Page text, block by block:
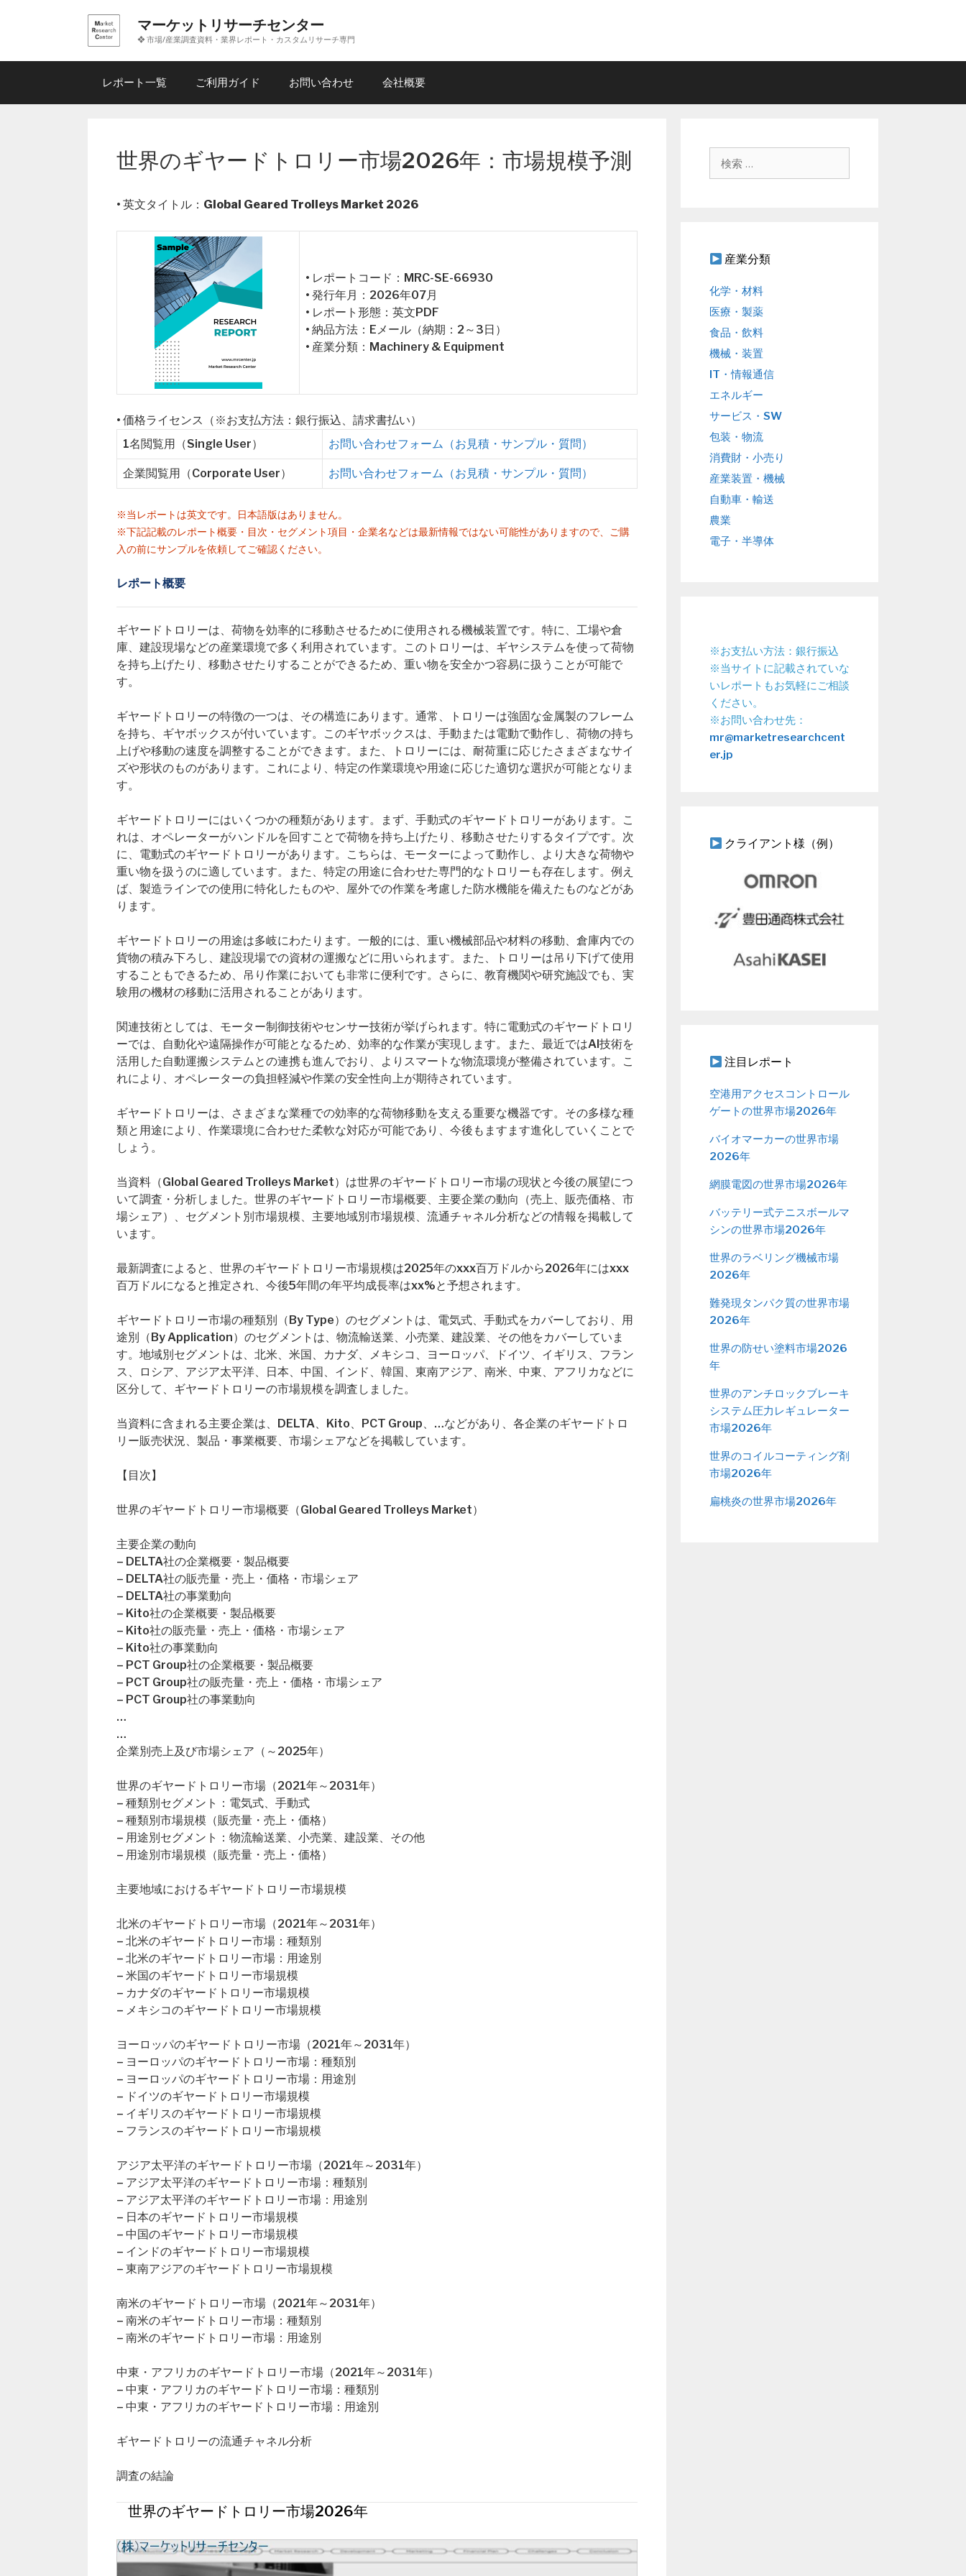
ン
マーケットリサーチセンター
❖ 市場/産業調査資料・業界レポート・カスタムリサーチ専門
レポート一覧 ご利用ガイド お問い合わせ 会社概要
世界のギヤードトロリー市場2026年：市場規模予測
• 英文タイトル： Global Geared Trolleys Market 2026
• レポートコード：MRC-SE-66930
• 発行年月：2026年07月
• レポート形態：英文PDF
• 納品方法：Eメール（納期：2～3日）
• 産業分類：Machinery & Equipment
• 価格ライセンス（※お支払方法：銀行振込、請求書払い）
1名閲覧用（Single User）
お問い合わせフォーム（お見積・サンプル・質問）
企業閲覧用（Corporate User） お問い合わせフォーム（お見積・サンプル・質問）
※当レポートは英文です。日本語版はありません。
※下記記載のレポート概要・目次・セグメント項目・企業名などは最新情報ではない可能性がありますので、ご購
入の前にサンプルを依頼してご確認ください。
レポート概要
ギヤードトロリーは、荷物を効率的に移動させるために使用される機械装置です。特に、工場や倉
庫、建設現場などの産業環境で多く利用されています。このトロリーは、ギヤシステムを使って荷物
を持ち上げたり、移動させたりすることができるため、重い物を安全かつ容易に扱うことが可能で
す。
ギヤードトロリーの特徴の一つは、その構造にあります。通常、トロリーは強固な金属製のフレーム
を持ち、ギヤボックスが付いています。このギヤボックスは、手動または電動で動作し、荷物の持ち
上げや移動の速度を調整することができます。また、トロリーには、耐荷重に応じたさまざまなサイ
ズや形状のものがあります。これにより、特定の作業環境や用途に応じた適切な選択が可能となりま
す。
ギヤードトロリーにはいくつかの種類があります。まず、手動式のギヤードトロリーがあります。こ
れは、オペレーターがハンドルを回すことで荷物を持ち上げたり、移動させたりするタイプです。次
に、電動式のギヤードトロリーがあります。こちらは、モーターによって動作し、より大きな荷物や
重い物を扱うのに適しています。また、特定の用途に合わせた専門的なトロリーも存在します。例え
ば、製造ラインでの使用に特化したものや、屋外での作業を考慮した防水機能を備えたものなどがあ
ります。
ギヤードトロリーの用途は多岐にわたります。一般的には、重い機械部品や材料の移動、倉庫内での
貨物の積み下ろし、建設現場での資材の運搬などに用いられます。また、トロリーは吊り下げて使用
することもできるため、吊り作業においても非常に便利です。さらに、教育機関や研究施設でも、実
験用の機材の移動に活用されることがあります。
関連技術としては、モーター制御技術やセンサー技術が挙げられます。特に電動式のギヤードトロリ
ーでは、自動化や遠隔操作が可能となるため、効率的な作業が実現します。また、最近ではAI技術を
活用した自動運搬システムとの連携も進んでおり、よりスマートな物流環境が整備されています。こ
れにより、オペレーターの負担軽減や作業の安全性向上が期待されています。
ギヤードトロリーは、さまざまな業種での効率的な荷物移動を支える重要な機器です。その多様な種
類と用途により、作業環境に合わせた柔軟な対応が可能であり、今後もますます進化していくことで
しょう。
当資料（Global Geared Trolleys Market）は世界のギヤードトロリー市場の現状と今後の展望につ
いて調査・分析しました。世界のギヤードトロリー市場概要、主要企業の動向（売上、販売価格、市
場シェア）、セグメント別市場規模、主要地域別市場規模、流通チャネル分析などの情報を掲載して
います。
最新調査によると、世界のギヤードトロリー市場規模は2025年のxxx百万ドルから2026年にはxxx
百万ドルになると推定され、今後5年間の年平均成長率はxx%と予想されます。
ギヤードトロリー市場の種類別（By Type）のセグメントは、電気式、手動式をカバーしており、用
途別（By Application）のセグメントは、物流輸送業、小売業、建設業、その他をカバーしていま
す。地域別セグメントは、北米、米国、カナダ、メキシコ、ヨーロッパ、ドイツ、イギリス、フラン
ス、ロシア、アジア太平洋、日本、中国、インド、韓国、東南アジア、南米、中東、アフリカなどに
区分して、ギヤードトロリーの市場規模を調査しました。
当資料に含まれる主要企業は、DELTA、Kito、PCT Group、…などがあり、各企業のギヤードトロ
リー販売状況、製品・事業概要、市場シェアなどを掲載しています。
【目次】
世界のギヤードトロリー市場概要（Global Geared Trolleys Market）
主要企業の動向
– DELTA社の企業概要・製品概要
– DELTA社の販売量・売上・価格・市場シェア
– DELTA社の事業動向
– Kito社の企業概要・製品概要
– Kito社の販売量・売上・価格・市場シェア
– Kito社の事業動向
– PCT Group社の企業概要・製品概要
– PCT Group社の販売量・売上・価格・市場シェア
– PCT Group社の事業動向
…
…
企業別売上及び市場シェア（～2025年）
世界のギヤードトロリー市場（2021年～2031年）
– 種類別セグメント：電気式、手動式
– 種類別市場規模（販売量・売上・価格）
– 用途別セグメント：物流輸送業、小売業、建設業、その他
– 用途別市場規模（販売量・売上・価格）
主要地域におけるギヤードトロリー市場規模
北米のギヤードトロリー市場（2021年～2031年）
– 北米のギヤードトロリー市場：種類別
– 北米のギヤードトロリー市場：用途別
– 米国のギヤードトロリー市場規模
– カナダのギヤードトロリー市場規模
– メキシコのギヤードトロリー市場規模
ヨーロッパのギヤードトロリー市場（2021年～2031年）
– ヨーロッパのギヤードトロリー市場：種類別
– ヨーロッパのギヤードトロリー市場：用途別
– ドイツのギヤードトロリー市場規模
– イギリスのギヤードトロリー市場規模
– フランスのギヤードトロリー市場規模
アジア太平洋のギヤードトロリー市場（2021年～2031年）
– アジア太平洋のギヤードトロリー市場：種類別
– アジア太平洋のギヤードトロリー市場：用途別
– 日本のギヤードトロリー市場規模
– 中国のギヤードトロリー市場規模
– インドのギヤードトロリー市場規模
– 東南アジアのギヤードトロリー市場規模
南米のギヤードトロリー市場（2021年～2031年）
– 南米のギヤードトロリー市場：種類別
– 南米のギヤードトロリー市場：用途別
中東・アフリカのギヤードトロリー市場（2021年～2031年）
– 中東・アフリカのギヤードトロリー市場：種類別
– 中東・アフリカのギヤードトロリー市場：用途別
ギヤードトロリーの流通チャネル分析
調査の結論
世界のギヤードトロリー市場2026年
産業分類
化学・材料
医療・製薬
食品・飲料
機械・装置
IT・情報通信
エネルギー
サービス・SW
包装・物流
消費財・小売り
産業装置・機械
自動車・輸送
農業
電子・半導体
※お支払い方法：銀行振込
※当サイトに記載されていな
いレポートもお気軽にご相談
ください。
※お問い合わせ先：
mr@marketresearchcent
er.jp
クライアント様（例）
注目レポート
空港用アクセスコントロール
ゲートの世界市場2026年
バイオマーカーの世界市場
2026年
網膜電図の世界市場2026年
バッテリー式テニスボールマ
シンの世界市場2026年
世界のラベリング機械市場
2026年
難発現タンパク質の世界市場
2026年
世界の防せい塗料市場2026
年
世界のアンチロックブレーキ
システム圧力レギュレーター
市場2026年
世界のコイルコーティング剤
市場2026年
扁桃炎の世界市場2026年